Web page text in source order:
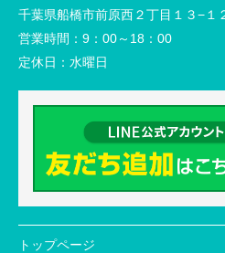
千葉県船橋市前原西２丁目１３−１
営業時間： 9：00～18：00
定休日： 水曜日
トップページ